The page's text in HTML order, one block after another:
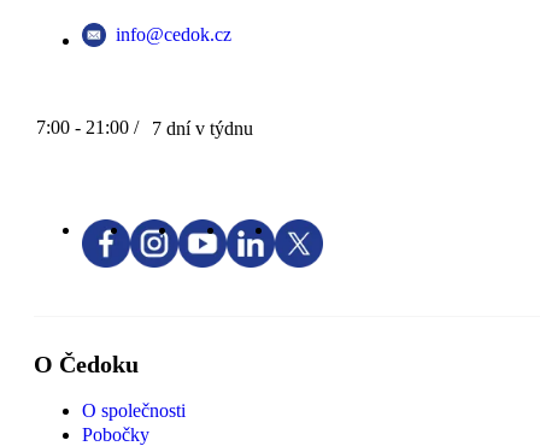
info@cedok.cz
7:00 - 21:00 / 7 dní v týdnu
O Čedoku
O společnosti
Pobočky